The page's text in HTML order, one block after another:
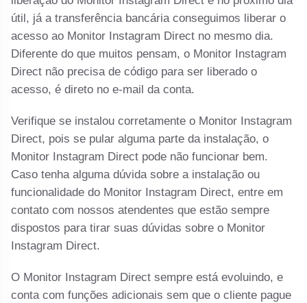
útil, já a transferência bancária conseguimos liberar o
acesso ao Monitor Instagram Direct no mesmo dia.
Diferente do que muitos pensam, o Monitor Instagram
Direct não precisa de código para ser liberado o
acesso, é direto no e-mail da conta.
Verifique se instalou corretamente o Monitor Instagram
Direct, pois se pular alguma parte da instalação, o
Monitor Instagram Direct pode não funcionar bem.
Caso tenha alguma dúvida sobre a instalação ou
funcionalidade do Monitor Instagram Direct, entre em
contato com nossos atendentes que estão sempre
dispostos para tirar suas dúvidas sobre o Monitor
Instagram Direct.
O Monitor Instagram Direct sempre está evoluindo, e
conta com funções adicionais sem que o cliente pague